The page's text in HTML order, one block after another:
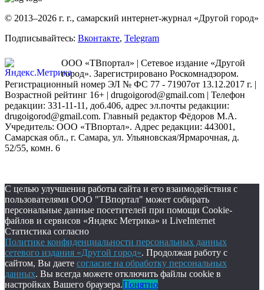
© 2013–2026 г. г., самарский интернет-журнал «Другой город»
Подписывайтесь: Вконтакте, Telegram
ООО «ТВпортал» | Сетевое издание «Другой
город». Зарегистрировано Роскомнадзором.
Регистрационный номер ЭЛ № ФС 77 - 71907от 13.12.2017 г. |
Возрастной рейтинг 16+ | drugoigorod@gmail.com | Телефон
редакции: 331-11-11, доб.406, адрес эл.почты редакции:
drugoigorod@gmail.com. Главный редактор Фёдоров М.А.
Учредитель: ООО «ТВпортал». Адрес редакции: 443001,
Самарская обл., г. Самара, ул. Ульяновская/Ярмарочная, д.
52/55, комн. 6
С целью улучшения работы сайта и его взаимодействия с
пользователями ООО "ТВпортал" может собирать
персональные данные посетителей при помощи Cookie-
файлов и сервисов «Яндекс Метрика» и LiveInternet
Статистика согласно
Политике конфиденциальности персональных данных
сетевого издания «Другой город». Продолжая работу с
сайтом, Вы даете согласие на обработку персональных
данных. Вы всегда можете отключить файлы cookie в
настройках Вашего браузера.Понятно